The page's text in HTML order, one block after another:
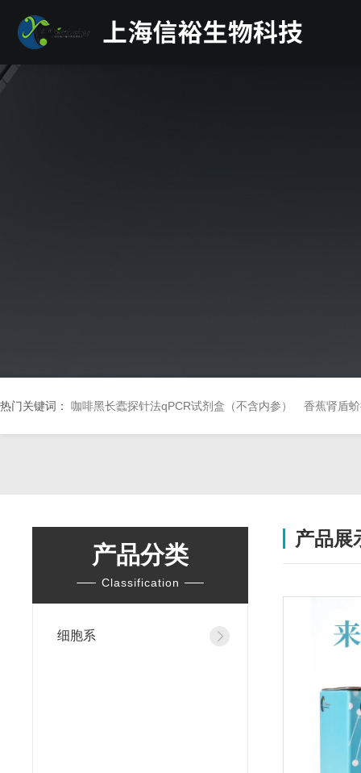
热门关键词： 咖啡黑长蠹探针法qPCR试剂盒（不含内参） 香蕉肾盾
产品分类
Classification
细胞系
产品展